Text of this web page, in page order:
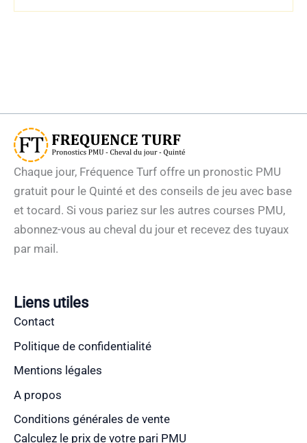
Chaque jour, Fréquence Turf offre un pronostic PMU
gratuit pour le Quinté et des conseils de jeu avec base
et tocard. Si vous pariez sur les autres courses PMU,
abonnez-vous au cheval du jour et recevez des tuyaux
par mail.
Liens utiles
Contact
Politique de confidentialité
Mentions légales
A propos
Conditions générales de vente
Calculez le prix de votre pari PMU